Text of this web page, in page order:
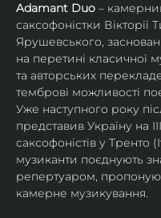
Adamant Duo –
саксофоністки Вікторії
Ярушевського,
на перетині класичної
та авторських
темброві можливості
Уже наступного року
представив Україну на
саксофоністів у Тренто
музиканти поєднують
репертуаром,
камерне музикування.